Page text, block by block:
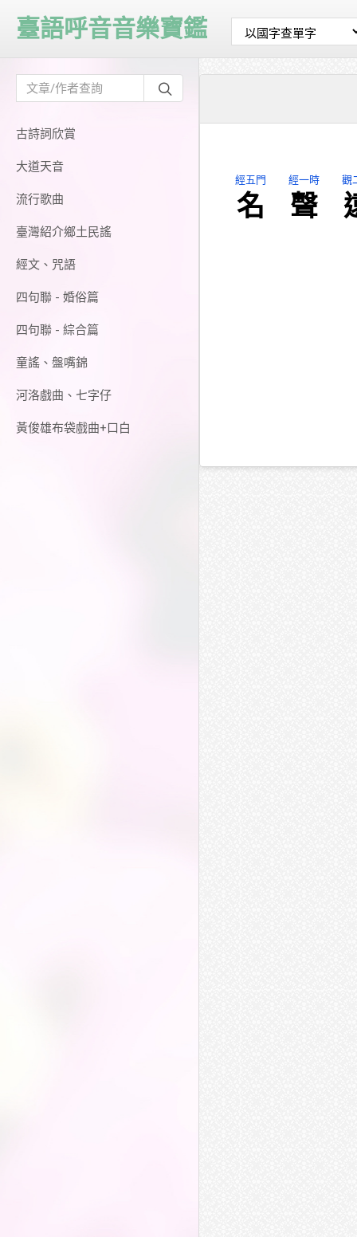
古詩詞欣賞
大道天音
流行歌曲
臺灣紹介鄉土民謠
經文、咒語
四句聯 - 婚俗篇
四句聯 - 綜合篇
童謠、盤嘴錦
河洛戲曲、七字仔
黃俊雄布袋戲曲+口白
臺語呼音音樂寶鑑
經五門
名
經一時
聲
觀